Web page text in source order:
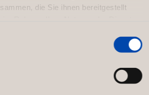
die Sie ihnen bereitgestellt